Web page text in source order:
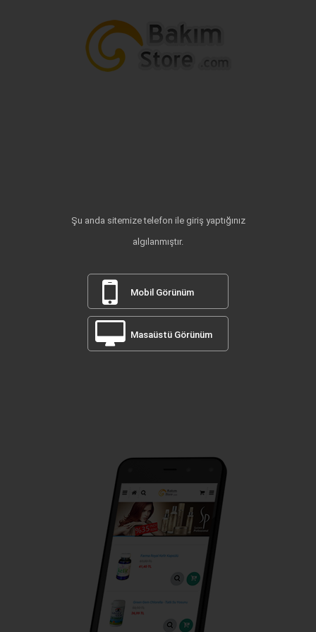
Şu anda sitemize telefon ile giriş yaptığınız
algılanmıştır.
Mobil Görünüm
Masaüstü Görünüm